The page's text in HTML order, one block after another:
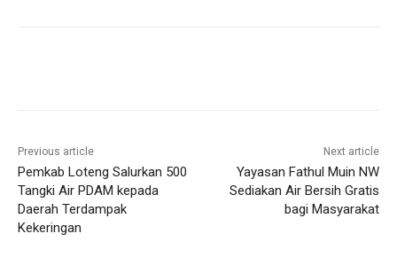
Previous article
Pemkab Loteng Salurkan 500
Tangki Air PDAM kepada
Daerah Terdampak
Kekeringan
Next article
Yayasan Fathul Muin NW
Sediakan Air Bersih Gratis
bagi Masyarakat